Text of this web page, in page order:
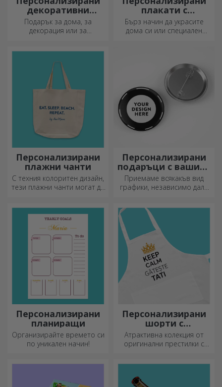
декоративни
възглавници
Подарък за дома, за
декорация или за
всеки повод.
плакати с
закачалки
Бърз начин да украсите
дома си или специален
Персонализирани
плажни чанти
С техния колоритен дизайн,
тези плажни чанти могат да
нов аксесоар във вашата
колекция от чанти.
Персонализирани
подаръци с вашите
графики
Приемаме всякакъв вид
графики, независимо дали
подаръка, който искате!
Персонализирани
планиращи
Организирайте времето си
по уникален начин!
Персонализирани
шорти с
фотография или
бродерия
Атрактивна колекция от
оригинални престилки с